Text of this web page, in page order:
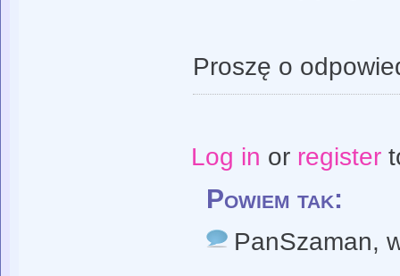
Proszę o
Log in or register
Powiem tak:
PanSzaman,